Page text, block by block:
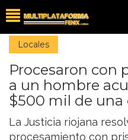
Locales
Procesaron con
a un hombre
$500 mil de una
La Justicia riojana
procesamiento con